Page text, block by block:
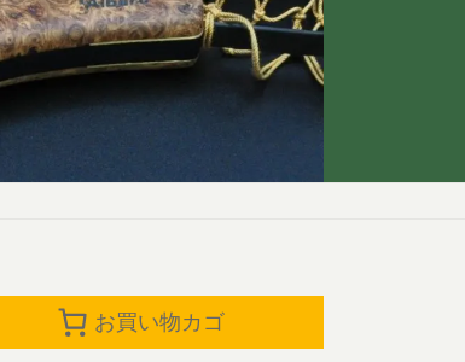
お買い物カゴ